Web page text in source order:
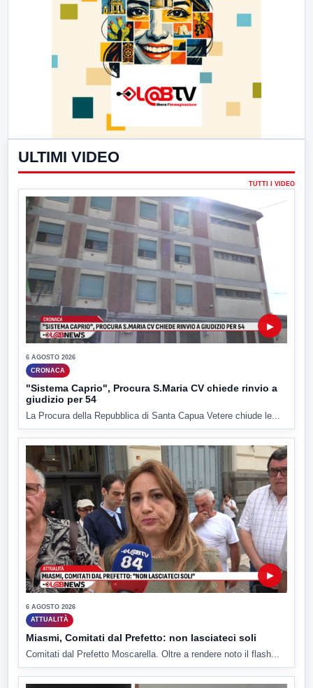
ULTIMI VIDEO
TUTTI I VIDEO
▶
6 AGOSTO 2026
CRONACA
"Sistema Caprio", Procura S.Maria CV chiede rinvio a
giudizio per 54
La Procura della Repubblica di Santa Capua Vetere chiude le...
▶
6 AGOSTO 2026
ATTUALITÀ
Miasmi, Comitati dal Prefetto: non lasciateci soli
Comitati dal Prefetto Moscarella. Oltre a rendere noto il flash...